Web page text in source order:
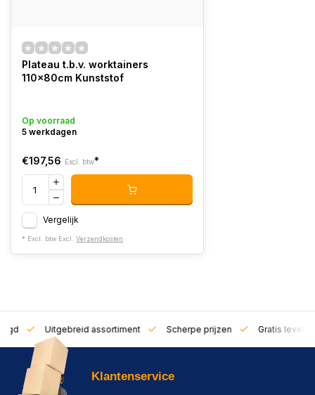
Plateau t.b.v. worktainers
110x80cm Kunststof
Op voorraad
5 werkdagen
€197,56 Excl. btw*
Vergelijk
* Excl. btw Excl. Verzendkosten
Uitgebreid assortiment Scherpe prijzen Gratis
Klantenservice